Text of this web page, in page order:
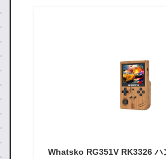
Whatsko RG351V RK3326 ハ